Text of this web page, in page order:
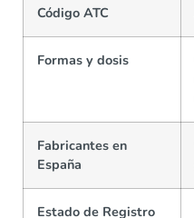
Código ATC
Formas y dosis
Fabricantes en
España
Estado de Registro